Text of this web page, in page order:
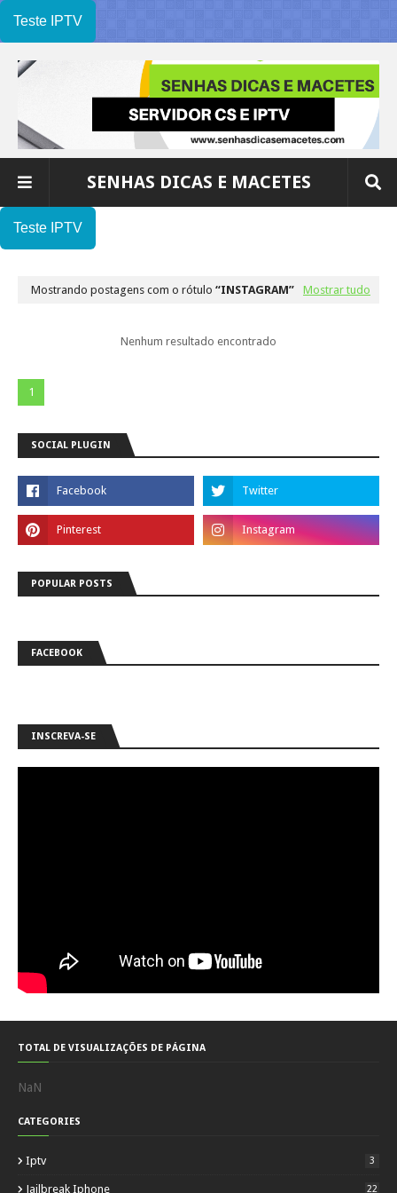
Teste IPTV
SENHAS DICAS E MACETES
Teste IPTV
Mostrando postagens com o rótulo INSTAGRAM Mostrar tudo
Nenhum resultado encontrado
1
SOCIAL PLUGIN
POPULAR POSTS
FACEBOOK
INSCREVA-SE
TOTAL DE VISUALIZAÇÕES DE PÁGINA
NaN
CATEGORIES
Iptv 3
Jailbreak Iphone 22